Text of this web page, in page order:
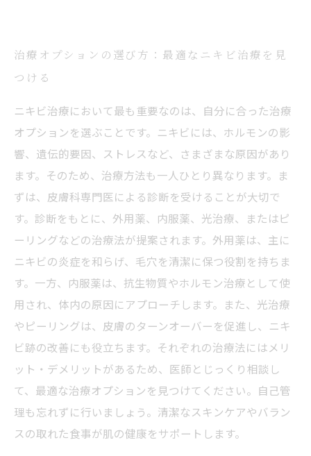
治療オプションの選び方：最適なニキビ治療を見
つける
ニキビ治療において最も重要なのは、自分に合った治療
オプションを選ぶことです。ニキビには、ホルモンの影
響、遺伝的要因、ストレスなど、さまざまな原因があり
ます。そのため、治療方法も一人ひとり異なります。ま
ずは、皮膚科専門医による診断を受けることが大切で
す。診断をもとに、外用薬、内服薬、光治療、またはピ
ーリングなどの治療法が提案されます。外用薬は、主に
ニキビの炎症を和らげ、毛穴を清潔に保つ役割を持ちま
す。一方、内服薬は、抗生物質やホルモン治療として使
用され、体内の原因にアプローチします。また、光治療
やピーリングは、皮膚のターンオーバーを促進し、ニキ
ビ跡の改善にも役立ちます。それぞれの治療法にはメリ
ット・デメリットがあるため、医師とじっくり相談し
て、最適な治療オプションを見つけてください。自己管
理も忘れずに行いましょう。清潔なスキンケアやバラン
スの取れた食事が肌の健康をサポートします。